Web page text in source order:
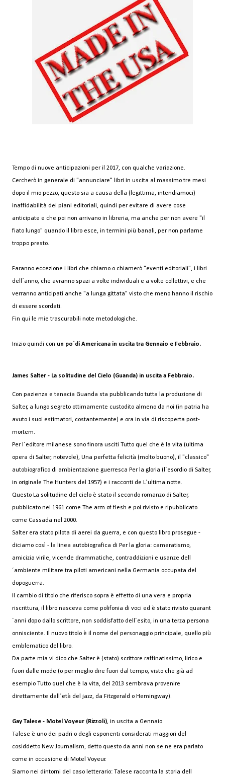
Tempo di nuove anticipazioni per il 2017, con qualche variazione.
Cercherò in generale di "annunciare" libri in uscita al massimo tre mesi
dopo il mio pezzo, questo sia a causa della (legittima, intendiamoci)
inaffidabilità dei piani editoriali, quindi per evitare di avere cose
anticipate e che poi non arrivano in libreria, ma anche per non avere "il
fiato lungo" quando il libro esce, in termini più banali, per non parlarne
troppo presto.
Faranno eccezione i libri che chiamo o chiamerò "eventi editoriali", i libri
dell´anno, che avranno spazi a volte individuali e a volte collettivi, e che
verranno anticipati anche "a lunga gittata" visto che meno hanno il rischio
di essere scordati.
Fin qui le mie trascurabili note metodologiche.
Inizio quindi con un po´di Americana in uscita tra Gennaio e Febbraio.
James Salter - La solitudine del Cielo (Guanda) in uscita a Febbraio.
Con pazienza e tenacia Guanda sta pubblicando tutta la produzione di
Salter, a lungo segreto ottimamente custodito almeno da noi (in patria ha
avuto i suoi estimatori, costantemente) e ora in via di riscoperta post-
mortem.
Per l´editore milanese sono finora usciti Tutto quel che è la vita (ultima
opera di Salter, notevole), Una perfetta felicità (molto buono), il "classico"
autobiografico di ambientazione guerresca Per la gloria (l´esordio di Salter,
in originale The Hunters del 1957) e i racconti de L´ultima notte.
Questo La solitudine del cielo è stato il secondo romanzo di Salter,
pubblicato nel 1961 come The arm of flesh e poi rivisto e ripubblicato
come Cassada nel 2000.
Salter era stato pilota di aerei da guerra, e con questo libro prosegue -
diciamo così - la linea autobiografica di Per la gloria: cameratismo,
amicizia virile, vicende drammatiche, contraddizioni e usanze dell
´ambiente militare tra piloti americani nella Germania occupata del
dopoguerra.
Il cambio di titolo che riferisco sopra è effetto di una vera e propria
riscrittura, il libro nasceva come polifonia di voci ed è stato rivisto quarant
´anni dopo dallo scrittore, non soddisfatto dell´esito, in una terza persona
onnisciente. Il nuovo titolo è il nome del personaggio principale, quello più
emblematico del libro.
Da parte mia vi dico che Salter è (stato) scrittore raffinatissimo, lirico e
fuori dalle mode (o per meglio dire fuori dal tempo, visto che già ad
esempio Tutto quel che è la vita, del 2013 sembrava provenire
direttamente dall´età del jazz, da Fitzgerald o Hemingway).
Gay Talese - Motel Voyeur (Rizzoli), in uscita a Gennaio
Talese è uno dei padri o degli esponenti considerati maggiori del
cosiddetto New Journalism, detto questo da anni non se ne era parlato
come in occasione di Motel Voyeur.
Siamo nei dintorni del caso letterario: Talese racconta la storia dell